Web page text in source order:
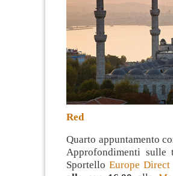
Red
Quarto appuntamento
Approfondimenti sulle
Sportello Europe Direct